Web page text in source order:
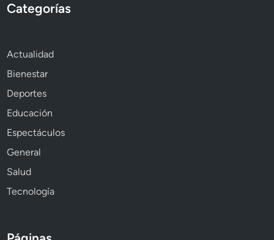
Categorías
Actualidad
Bienestar
Deportes
Educación
Espectáculos
General
Salud
Tecnología